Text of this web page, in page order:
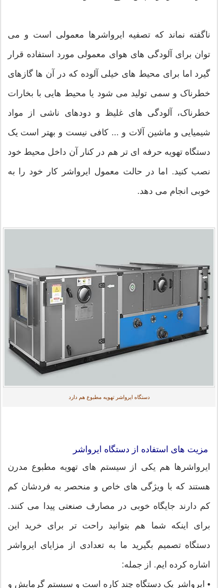
ناگفته نماند که تصفیه ایرواشرها معمولی است و می
توان برای آلودگی های هوای معمولی مورد استفاده قرار
گیرد اما برای محیط های خیلی آلوده که در آن ها گازهای
خطرناک و سمی تولید می شود یا محیط هایی با بخارات
خطرناک، آلودگی های غلیظ و دودهای ناشی از مواد
شیمیایی و ماشین آلات و ... کافی نیست و بهتر است یک
دستگاه تهویه حرفه ای تر هم در کنار آن داخل محیط خود
نصب کنید. اما در حالت معمول ایرواشر کار خود را به
خوبی انجام می دهد.
دستگاه ایرواشر تهویه مطبوع هم دارد
مزیت های استفاده از دستگاه ایرواشر
ایرواشرها هم یکی از سیستم های تهویه مطبوع مدرن
هستند که با ویژگی های خاص و منحصر به فردشان کم
کم دارند جایگاه خوبی در مصارف صنعتی پیدا می کنند.
برای اینکه شما هم بتوانید راحت تر برای خرید این
دستگاه تصمیم بگیرید ما به تعدادی از مزایای ایرواشر
اشاره کرده ایم. از جمله:
• ایرواشر یک دستگاه چند کاره است و سیستم گرمایش و